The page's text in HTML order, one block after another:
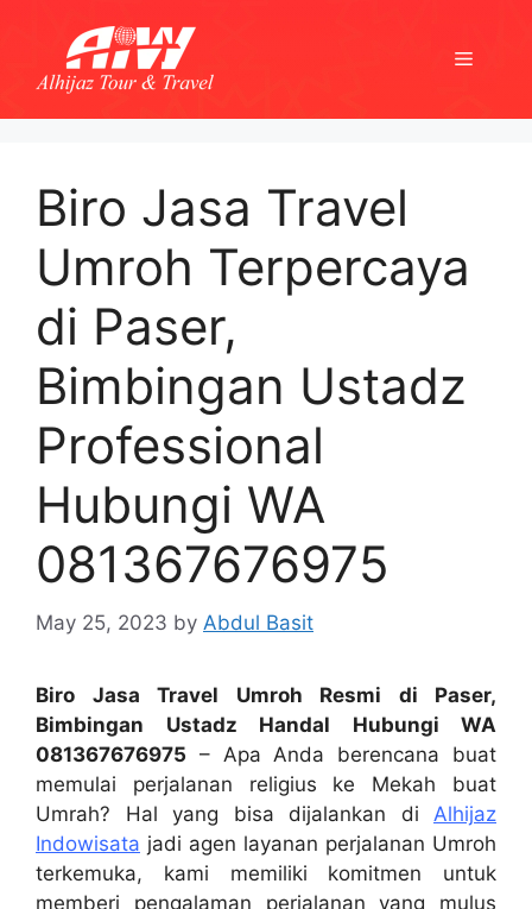
content
Menu
Biro Jasa Travel
Umroh Terpercaya
di Paser,
Bimbingan Ustadz
Professional
Hubungi WA
081367676975
May 25, 2023 by Abdul Basit
Biro Jasa Travel Umroh Resmi di Paser,
Bimbingan Ustadz Handal Hubungi WA
081367676975 – Apa Anda berencana buat
memulai perjalanan religius ke Mekah buat
Umrah? Hal yang bisa dijalankan di Alhijaz
Indowisata jadi agen layanan perjalanan Umroh
terkemuka, kami memiliki komitmen untuk
memberi pengalaman perjalanan yang mulus